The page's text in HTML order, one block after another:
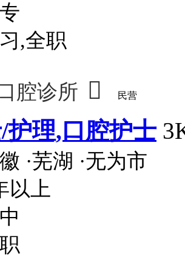
,全职
腔诊所  民营
护理,口腔护士
·芜湖 ·无为市
以上